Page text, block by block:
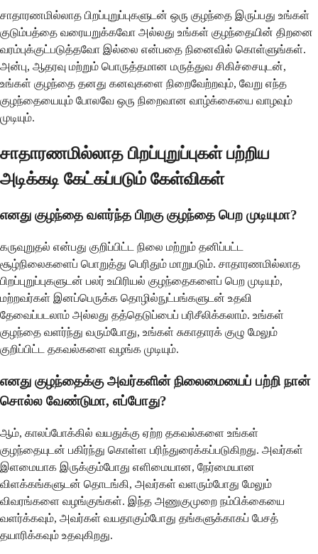
சாதாரணமில்லாத பிறப்புறுப்புகளுடன் ஒரு குழந்தை இருப்பது உங்கள்
குடும்பத்தை வரையறுக்கவோ அல்லது உங்கள் குழந்தையின் திறனை
வரம்புக்குட்படுத்தவோ இல்லை என்பதை நினைவில் கொள்ளுங்கள்.
அன்பு, ஆதரவு மற்றும் பொருத்தமான மருத்துவ சிகிச்சையுடன்,
உங்கள் குழந்தை தனது கனவுகளை நிறைவேற்றவும், வேறு எந்த
குழந்தையையும் போலவே ஒரு நிறைவான வாழ்க்கையை வாழவும்
முடியும்.
சாதாரணமில்லாத பிறப்புறுப்புகள் பற்றிய
அடிக்கடி கேட்கப்படும் கேள்விகள்
எனது குழந்தை வளர்ந்த பிறகு குழந்தை பெற முடியுமா?
கருவுறுதல் என்பது குறிப்பிட்ட நிலை மற்றும் தனிப்பட்ட
சூழ்நிலைகளைப் பொறுத்து பெரிதும் மாறுபடும். சாதாரணமில்லாத
பிறப்புறுப்புகளுடன் பலர் உயிரியல் குழந்தைகளைப் பெற முடியும்,
மற்றவர்கள் இனப்பெருக்க தொழில்நுட்பங்களுடன் உதவி
தேவைப்படலாம் அல்லது தத்தெடுப்பைப் பரிசீலிக்கலாம். உங்கள்
குழந்தை வளர்ந்து வரும்போது, உங்கள் சுகாதாரக் குழு மேலும்
குறிப்பிட்ட தகவல்களை வழங்க முடியும்.
எனது குழந்தைக்கு அவர்களின் நிலைமையைப் பற்றி நான்
சொல்ல வேண்டுமா, எப்போது?
ஆம், காலப்போக்கில் வயதுக்கு ஏற்ற தகவல்களை உங்கள்
குழந்தையுடன் பகிர்ந்து கொள்ள பரிந்துரைக்கப்படுகிறது. அவர்கள்
இளமையாக இருக்கும்போது எளிமையான, நேர்மையான
விளக்கங்களுடன் தொடங்கி, அவர்கள் வளரும்போது மேலும்
விவரங்களை வழங்குங்கள். இந்த அணுகுமுறை நம்பிக்கையை
வளர்க்கவும், அவர்கள் வயதாகும்போது தங்களுக்காகப் பேசத்
தயாரிக்கவும் உதவுகிறது.